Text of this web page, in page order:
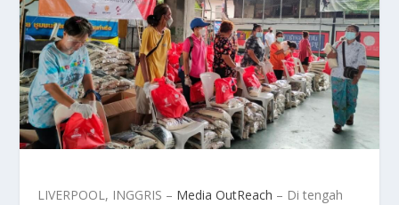
LIVERPOOL, INGGRIS – Media OutReach – Di tengah